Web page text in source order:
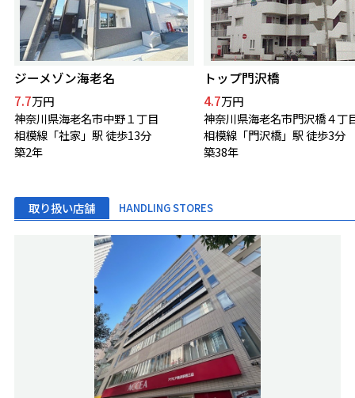
ジーメゾン海老名
7.7万円
神奈川県海老名市中野１丁目
相模線「社家」駅 徒歩13分
築2年
トップ門沢橋
4.7万円
神奈川県海老名市門沢橋４丁
相模線「門沢橋」駅 徒歩3分
築38年
取り扱い店舗 HANDLING STORES